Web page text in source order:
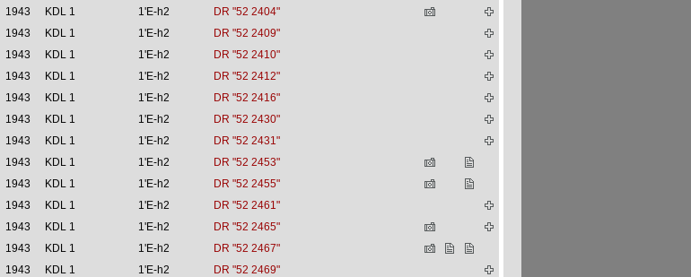
1943 KDL 1 1'E-h2
DR "52 2404"
1943 KDL 1 1'E-h2
DR "52 2409"
1943 KDL 1 1'E-h2
DR "52 2410"
1943 KDL 1 1'E-h2
DR "52 2412"
1943 KDL 1 1'E-h2
DR "52 2416"
1943 KDL 1 1'E-h2
DR "52 2430"
1943 KDL 1 1'E-h2
DR "52 2431"
1943 KDL 1 1'E-h2
DR "52 2453"
1943 KDL 1 1'E-h2
DR "52 2455"
1943 KDL 1 1'E-h2
DR "52 2461"
1943 KDL 1 1'E-h2
DR "52 2465"
1943 KDL 1 1'E-h2
DR "52 2467"
1943 KDL 1 1'E-h2 DR "52 2469"